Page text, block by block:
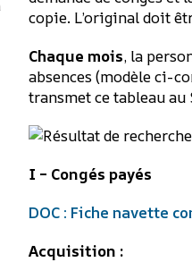
copie. L’original doit
Chaque mois, la
absences (modèle ci-
transmet ce tableau au
I – Congés payés
DOC : Fiche navette
Acquisition :